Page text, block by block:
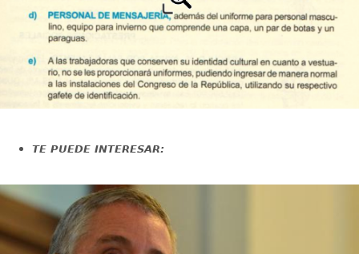
TE PUEDE INTERESAR: